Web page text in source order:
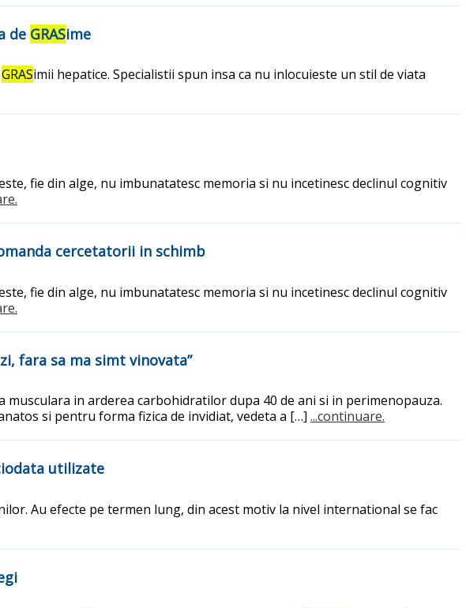
de GRASime
GRASimii hepatice. Specialistii spun insa ca nu inlocuieste un stil de viata
fie din alge, nu imbunatatesc memoria si nu incetinesc declinul cognitiv
cercetatorii in schimb
fie din alge, nu imbunatatesc memoria si nu incetinesc declinul cognitiv
fara sa ma simt vinovata”
musculara in arderea carbohidratilor dupa 40 de ani si in perimenopauza.
si pentru forma fizica de invidiat, vedeta a […] ...continuare.
utilizate
Au efecte pe termen lung, din acest motiv la nivel international se fac